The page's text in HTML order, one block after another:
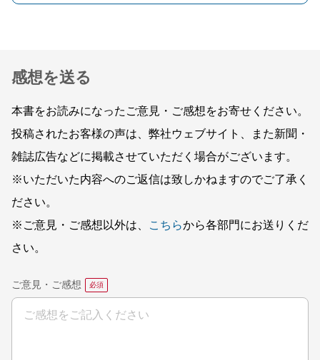
感想を送る
本書をお読みになったご意見・ご感想をお寄せください。
投稿されたお客様の声は、弊社ウェブサイト、また新聞・
雑誌広告などに掲載させていただく場合がございます。
※いただいた内容へのご返信は致しかねますのでご了承く
ださい。
※ご意見・ご感想以外は、
こちらから各部門にお送りくだ
さい。
ご意見・ご感想